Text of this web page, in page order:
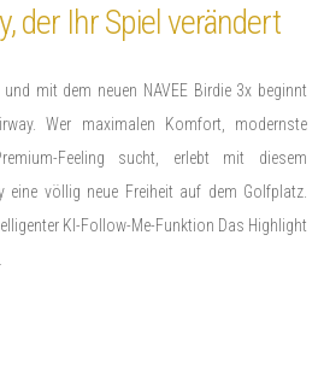
der Ihr Spiel verändert
mit dem neuen NAVEE Birdie 3x beginnt
Wer maximalen Komfort, modernste
Feeling sucht, erlebt mit diesem
eine völlig neue Freiheit auf dem Golfplatz.
KI-Follow-Me-Funktion Das Highlight